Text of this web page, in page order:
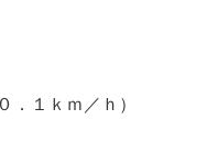
１ｋｍ／ｈ）